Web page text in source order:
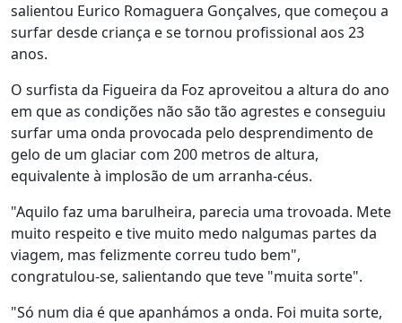
salientou Eurico Romaguera Gonçalves, que começou a
surfar desde criança e se tornou profissional aos 23
anos.
O surfista da Figueira da Foz aproveitou a altura do ano
em que as condições não são tão agrestes e conseguiu
surfar uma onda provocada pelo desprendimento de
gelo de um glaciar com 200 metros de altura,
equivalente à implosão de um arranha-céus.
"Aquilo faz uma barulheira, parecia uma trovoada. Mete
muito respeito e tive muito medo nalgumas partes da
viagem, mas felizmente correu tudo bem",
congratulou-se, salientando que teve "muita sorte".
"Só num dia é que apanhámos a onda. Foi muita sorte,